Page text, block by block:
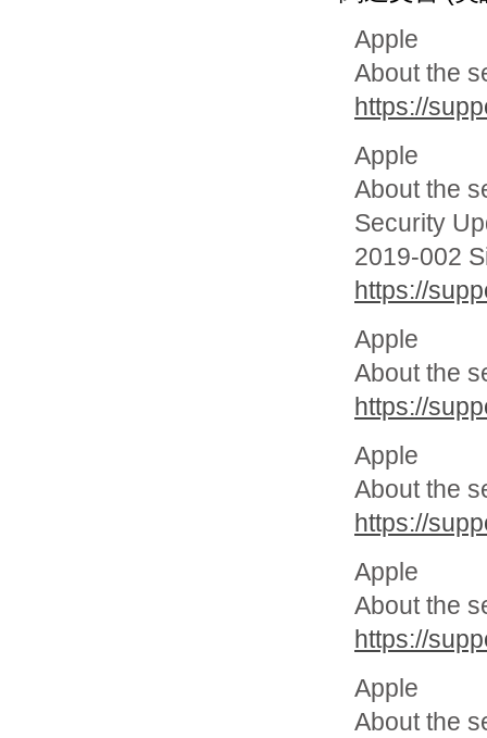
Apple
About the
https://
Apple
About the
Security
2019-002
https://
Apple
About the
https://
Apple
About the
https://
Apple
About the
https://
Apple
About the